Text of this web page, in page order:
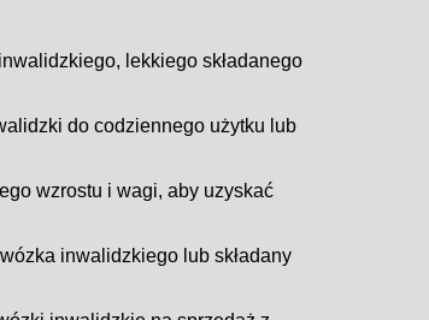
lekkiego składanego
do codziennego użytku lub
wzrostu i wagi, aby uzyskać
inwalidzkiego lub składany